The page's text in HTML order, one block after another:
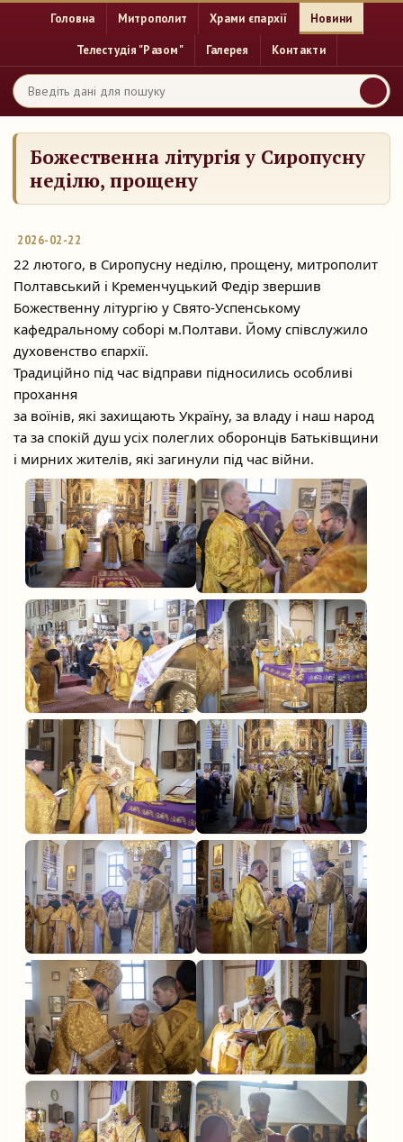
Головна Митрополит Храми єпархії Новини
Телестудія "Разом" Галерея Контакти
Божественна літургія у Сиропусну
неділю, прощену
2026-02-22
22 лютого, в Сиропусну неділю, прощену, митрополит
Полтавський і Кременчуцький Федір звершив
Божественну літургію у Свято-Успенському
кафедральному соборі м.Полтави. Йому співслужило
духовенство єпархії.
Традиційно під час відправи підносились особливі
прохання
за воїнів, які захищають Україну, за владу і наш народ
та за спокій душ усіх полеглих оборонців Батьківщини
і мирних жителів, які загинули під час війни.